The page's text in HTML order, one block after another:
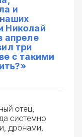
и
Николай
апреле
три
с такими
отец,
системно
дронами,